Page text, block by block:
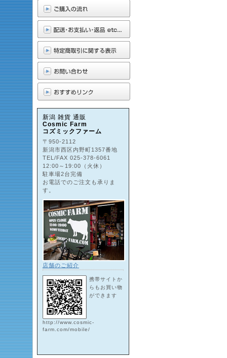
新潟 雑貨 通販
Cosmic Farm
コズミックファーム
〒950-2112
新潟市西区内野町1357番地
TEL/FAX 025-378-6061
12:00～19:00（火休）
駐車場2台完備
お電話でのご注文も承りま
す。
店舗のご紹介
携帯サイトか
らもお買い物
ができます
http://www.cosmic-
farm.com/mobile/